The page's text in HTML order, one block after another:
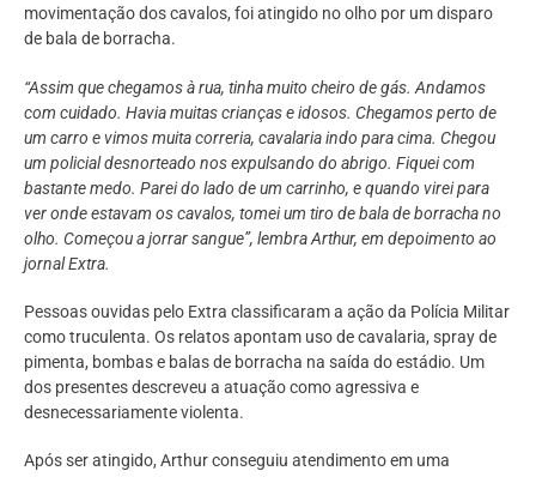
movimentação dos cavalos, foi atingido no olho por um disparo
de bala de borracha.
“Assim que chegamos à rua, tinha muito cheiro de gás. Andamos
com cuidado. Havia muitas crianças e idosos. Chegamos perto de
um carro e vimos muita correria, cavalaria indo para cima. Chegou
um policial desnorteado nos expulsando do abrigo. Fiquei com
bastante medo. Parei do lado de um carrinho, e quando virei para
ver onde estavam os cavalos, tomei um tiro de bala de borracha no
olho. Começou a jorrar sangue”, lembra Arthur, em depoimento ao
jornal Extra.
Pessoas ouvidas pelo Extra classificaram a ação da Polícia Militar
como truculenta. Os relatos apontam uso de cavalaria, spray de
pimenta, bombas e balas de borracha na saída do estádio. Um
dos presentes descreveu a atuação como agressiva e
desnecessariamente violenta.
Após ser atingido, Arthur conseguiu atendimento em uma